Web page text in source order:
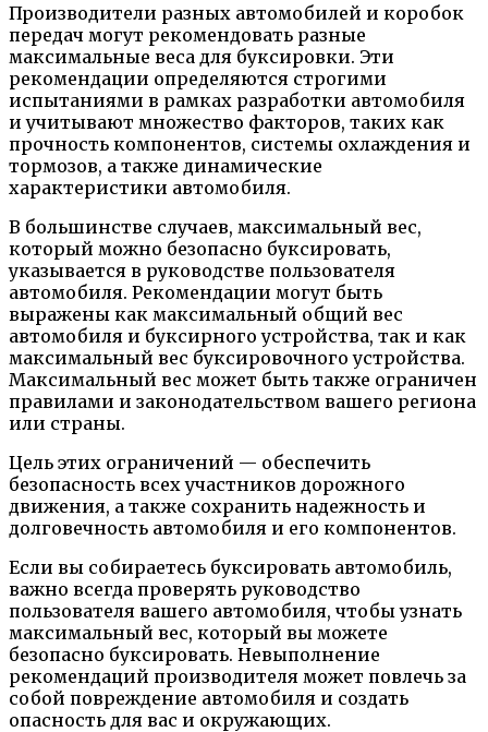
Производители разных автомобилей и коробок
передач могут рекомендовать разные
максимальные веса для буксировки. Эти
рекомендации определяются строгими
испытаниями в рамках разработки автомобиля
и учитывают множество факторов, таких как
прочность компонентов, системы охлаждения и
тормозов, а также динамические
характеристики автомобиля.
В большинстве случаев, максимальный вес,
который можно безопасно буксировать,
указывается в руководстве пользователя
автомобиля. Рекомендации могут быть
выражены как максимальный общий вес
автомобиля и буксирного устройства, так и как
максимальный вес буксировочного устройства.
Максимальный вес может быть также ограничен
правилами и законодательством вашего региона
или страны.
Цель этих ограничений — обеспечить
безопасность всех участников дорожного
движения, а также сохранить надежность и
долговечность автомобиля и его компонентов.
Если вы собираетесь буксировать автомобиль,
важно всегда проверять руководство
пользователя вашего автомобиля, чтобы узнать
максимальный вес, который вы можете
безопасно буксировать. Невыполнение
рекомендаций производителя может повлечь за
собой повреждение автомобиля и создать
опасность для вас и окружающих.